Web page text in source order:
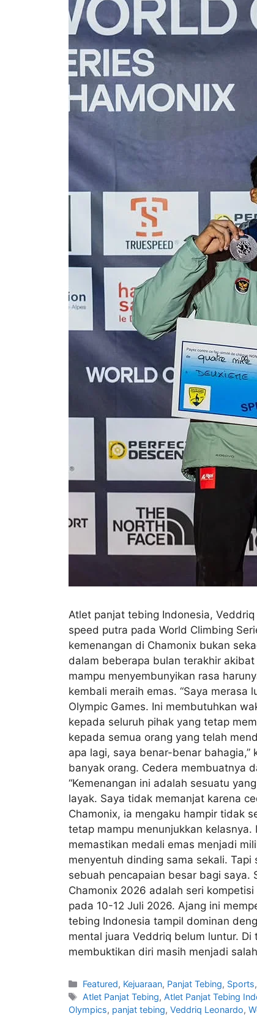
Atlet panjat tebing Indonesia,
speed putra pada World Climbing
kemenangan di Chamonix bukan
dalam beberapa bulan terakhir
mampu menyembunyikan rasa
kembali meraih emas. “Saya
Olympic Games. Ini membutuhkan
kepada seluruh pihak yang tetap
kepada semua orang yang telah
apa lagi, saya benar-benar
banyak orang. Cedera membuatnya
“Kemenangan ini adalah sesuatu
layak. Saya tidak memanjat karena
Chamonix, ia mengaku hampir tidak
tetap mampu menunjukkan
memastikan medali emas menjadi
menyentuh dinding sama sekali.
sebuah pencapaian besar bagi saya.
Chamonix 2026 adalah seri
pada 10-12 Juli 2026. Ajang ini
tebing Indonesia tampil dominan
mental juara Veddriq belum luntur.
membuktikan diri masih menjadi
Featured, Kejuaraan, Panjat Tebing, Sports,
Atlet Panjat Tebing, Atlet Panjat Tebing
Olympics, panjat tebing, Veddriq Leonardo,